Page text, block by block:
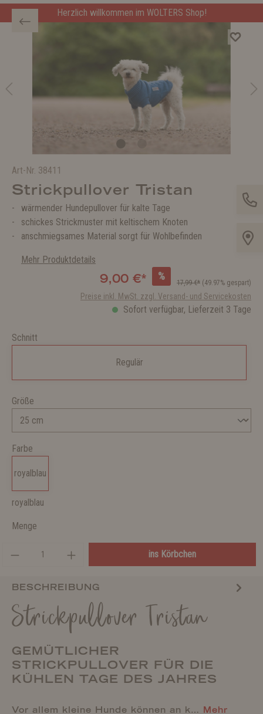
Herzlich willkommen im WOLTERS Shop!
Art-Nr. 38411
Strickpullover Tristan
wärmender Hundepullover für kalte Tage
schickes Strickmuster mit keltischem Knoten
anschmiegsames Material sorgt für Wohlbefinden
Mehr Produktdetails
9,00 €* %
17,99 €* (49.97% gespart)
Preise inkl. MwSt. zzgl. Versand- und Servicekosten
Sofort verfügbar, Lieferzeit 3 Tage
Schnitt
Regulär
Größe
Farbe
royalblau
royalblau
Menge
ins Körbchen
BESCHREIBUNG
Strickpullover Tristan
GEMÜTLICHER
STRICKPULLOVER FÜR DIE
KÜHLEN TAGE DES JAHRES
Vor allem kleine Hunde können an k… Mehr